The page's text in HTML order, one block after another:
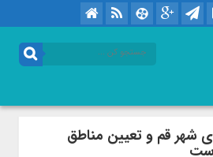
شهر قم و تعیین مناطق